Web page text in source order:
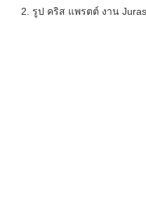
2. รูป คริส แพรตต์ งาน